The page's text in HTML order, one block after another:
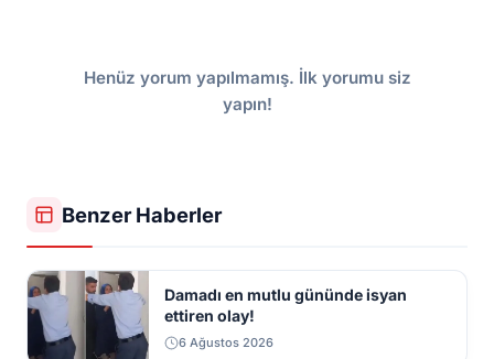
Henüz yorum yapılmamış. İlk yorumu siz
yapın!
Benzer Haberler
Damadı en mutlu gününde isyan
ettiren olay!
6 Ağustos 2026